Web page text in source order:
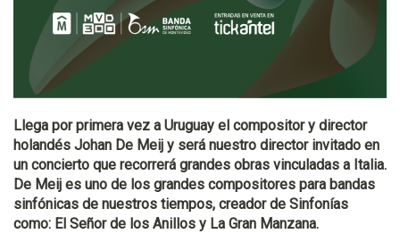
Llega por primera vez a Uruguay el compositor y director
holandés Johan De Meij y será nuestro director invitado en
un concierto que recorrerá grandes obras vinculadas a Italia.
De Meij es uno de los grandes compositores para bandas
sinfónicas de nuestros tiempos, creador de Sinfonías
como: El Señor de los Anillos y La Gran Manzana.